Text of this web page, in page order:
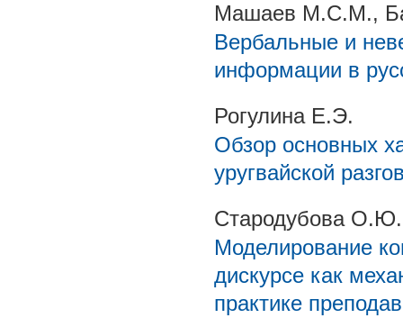
Машаев М.С.М.,
Вербальные и
информации в
Рогулина Е.Э.
Обзор основных
уругвайской
Стародубова О.Ю.
Моделирование
дискурсе как
практике